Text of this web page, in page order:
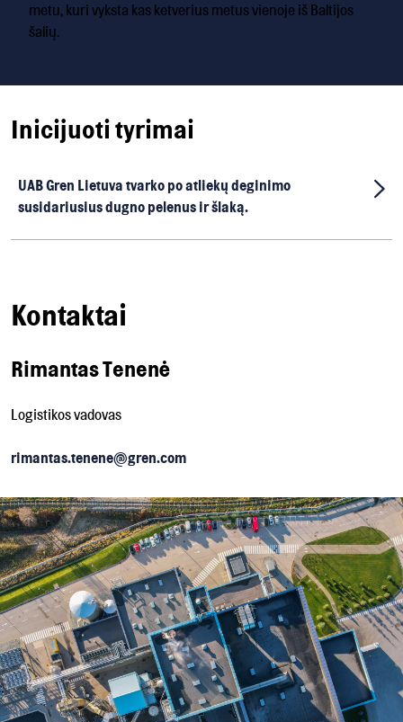
metu, kuri vyksta kas ketverius metus vienoje iš Baltijos
šalių.
Inicijuoti tyrimai
UAB Gren Lietuva tvarko po atliekų deginimo
susidariusius dugno pelenus ir šlaką.
Kontaktai
Rimantas Tenenė
Logistikos vadovas
rimantas.tenene@gren.com